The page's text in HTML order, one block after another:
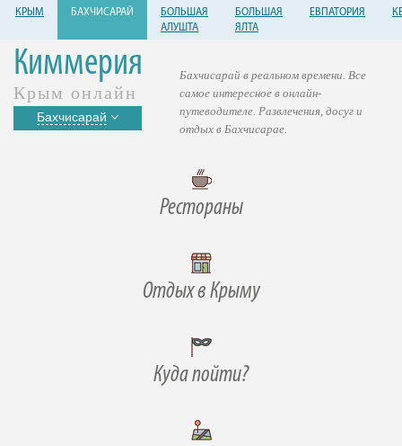
КРЫМ БАХЧИСАРАЙ
БОЛЬШАЯ
АЛУШТА
БОЛЬШАЯ
ЯЛТА
ЕВПАТОРИЯ
Киммерия
Крым онлайн
Бахчисарай
Рестораны
Отдых в Крыму
Куда пойти?
Бахчисарай в реальном времени. Все
самое интересное в онлайн-
путеводителе. Развлечения, досуг и
отдых в Бахчисарае.